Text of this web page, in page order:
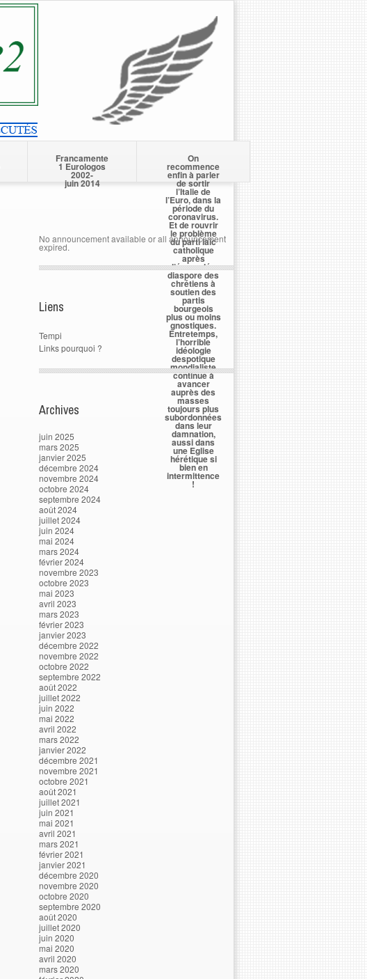
Francamente
1 Eurologos
2002-
juin 2014
On
recommence
enfin à parler
de sortir
l’Italie de
l’Euro, dans la
période du
coronavirus.
Et de rouvrir
le problème
du parti laïc
catholique
après
l’écervelée
diaspore des
chrétiens à
soutien des
partis
bourgeois
plus ou moins
gnostiques.
Entretemps,
l’horrible
idéologie
despotique
mondialiste
continue à
avancer
auprès des
masses
toujours plus
subordonnées
dans leur
damnation,
aussi dans
une Eglise
hérétique si
bien en
intermittence
!
No announcement available or all announcement
expired.
Liens
Tempi
Links pourquoi ?
Archives
juin 2025
mars 2025
janvier 2025
décembre 2024
novembre 2024
octobre 2024
septembre 2024
août 2024
juillet 2024
juin 2024
mai 2024
mars 2024
février 2024
novembre 2023
octobre 2023
mai 2023
avril 2023
mars 2023
février 2023
janvier 2023
décembre 2022
novembre 2022
octobre 2022
septembre 2022
août 2022
juillet 2022
juin 2022
mai 2022
avril 2022
mars 2022
janvier 2022
décembre 2021
novembre 2021
octobre 2021
août 2021
juillet 2021
juin 2021
mai 2021
avril 2021
mars 2021
février 2021
janvier 2021
décembre 2020
novembre 2020
octobre 2020
septembre 2020
août 2020
juillet 2020
juin 2020
mai 2020
avril 2020
mars 2020